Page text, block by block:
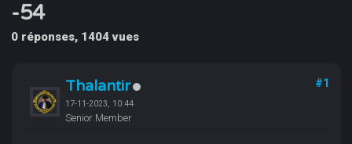
Mirthune -54
-54
0 réponses, 1404 vues
Thalantir
17-11-2023, 10:44
Senior Member
#1